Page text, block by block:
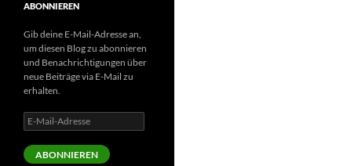
ABONNIEREN
Gib deine E-Mail-Adresse an,
um diesen Blog zu abonnieren
und Benachrichtigungen über
neue Beiträge via E-Mail zu
erhalten.
E-
Mail-
Adresse
ABONNIEREN